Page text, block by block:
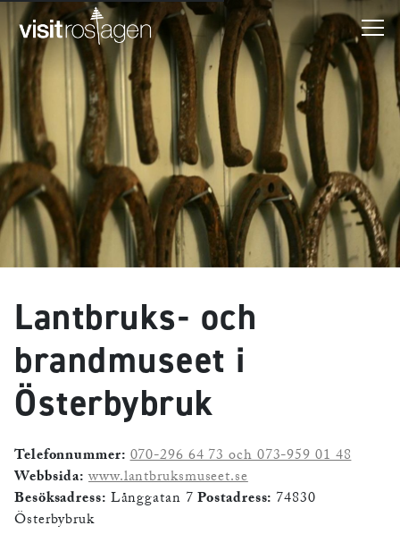
Lantbruks- och
brandmuseet i
Österbybruk
Telefonnummer: 070-296 64 73 och 073-959 01 48
Webbsida: www.lantbruksmuseet.se
Besöksadress: Långgatan 7Postadress: 74830
Österbybruk